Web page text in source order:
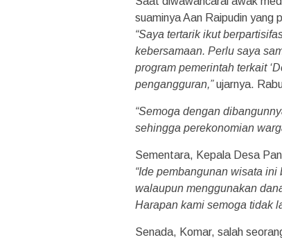
suaminya Aan Raipudin yang
“Saya tertarik ikut
kebersamaan. Perlu saya
program pemerintah terkait
pengangguran,”ujarnya.
“Semoga dengan
sehingga perekonomian
Sementara, Kepala Desa
“Ide pembangunan wisata
walaupun menggunakan
Harapan kami semoga tidak
Senada, Komar, salah